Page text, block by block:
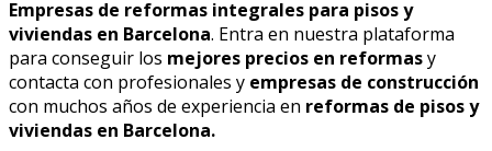
Empresas de reformas integrales para pisos y
viviendas en Barcelona. Entra en nuestra plataforma
para conseguir los mejores precios en reformasy
contacta con profesionales y empresas de construcción
con muchos años de experiencia en reformas de pisos y
viviendas en Barcelona.